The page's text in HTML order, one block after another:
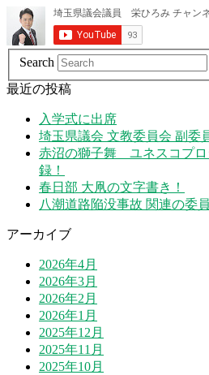
Search
最近の投稿
入学式に出席
埼玉県議会 文教委員会 副委
赤沼の獅子舞 ユネスコプロ
録！
春日部 大凧の文字書き！
八潮道路陥没事故 関連の委
アーカイブ
2026年4月
2026年3月
2026年2月
2026年1月
2025年12月
2025年11月
2025年10月